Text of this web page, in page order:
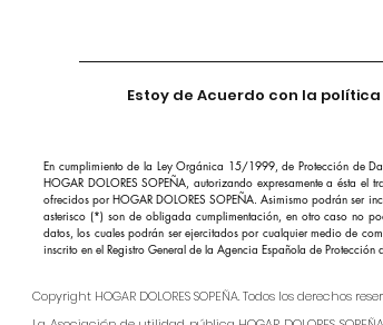
Estoy de Acuerdo con la
En cumplimiento de la Ley Orgánica 15/1999, de Protección de
HOGAR DOLORES SOPEÑA, autorizando expresamente a ésta
ofrecidos por HOGAR DOLORES SOPEÑA. Asimismo podrán ser
asterisco (*) son de obligada cumplimentación, en otro caso no
datos, los cuales podrán ser ejercitados por cualquier medio de
inscrito en el Registro General de la Agencia Española de Protección
Copyright HOGAR DOLORES SOPEÑA. Todos los derechos